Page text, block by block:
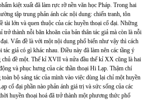
kiệt xuất đã làm rực rỡ nền văn học Pháp. Trong hai
tập trung phản ánh các nội dung: chiến tranh, tôn
tài lớn và quen thuộc của các huyền thoại cổ đại. Những
thành nỗi băn khoăn của bản thân tác giả mà còn là nỗi
Vấn đề là với một nội dung phổ biến như vậy thì cách
tác giả có gì khác nhau. Điều này đã làm nên các tầng ý
chủ đề một. Thế kỉ XVII và nửa đầu thế kỉ XX cũng là hai
và phục hưng của các thần thoại Hi Lạp. Thậm chí
bộ sáng tác của mình vào việc dùng lại chỉ một huyền
cổ đại phần nào phản ánh giá trị và sức sống của các
huyền thoại hoá đã trở thành một phương thức phổ